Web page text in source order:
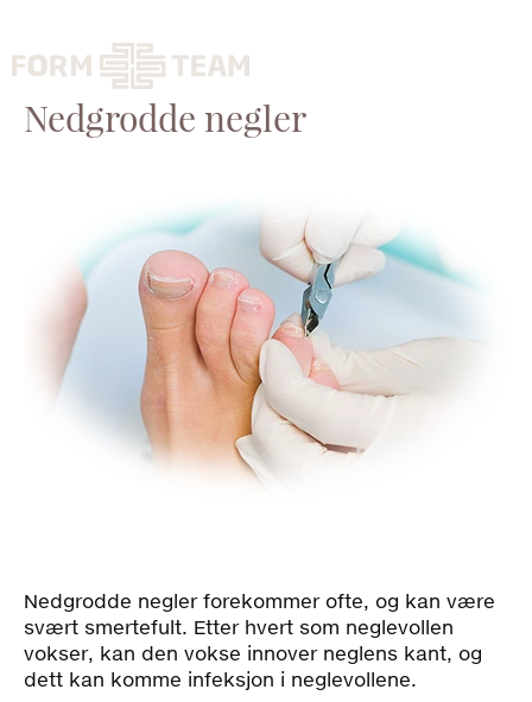
Nedgrodde negler
Nedgrodde negler forekommer ofte, og kan være
svært smertefult. Etter hvert som neglevollen
vokser, kan den vokse innover neglens kant, og
dett kan komme infeksjon i neglevollene.